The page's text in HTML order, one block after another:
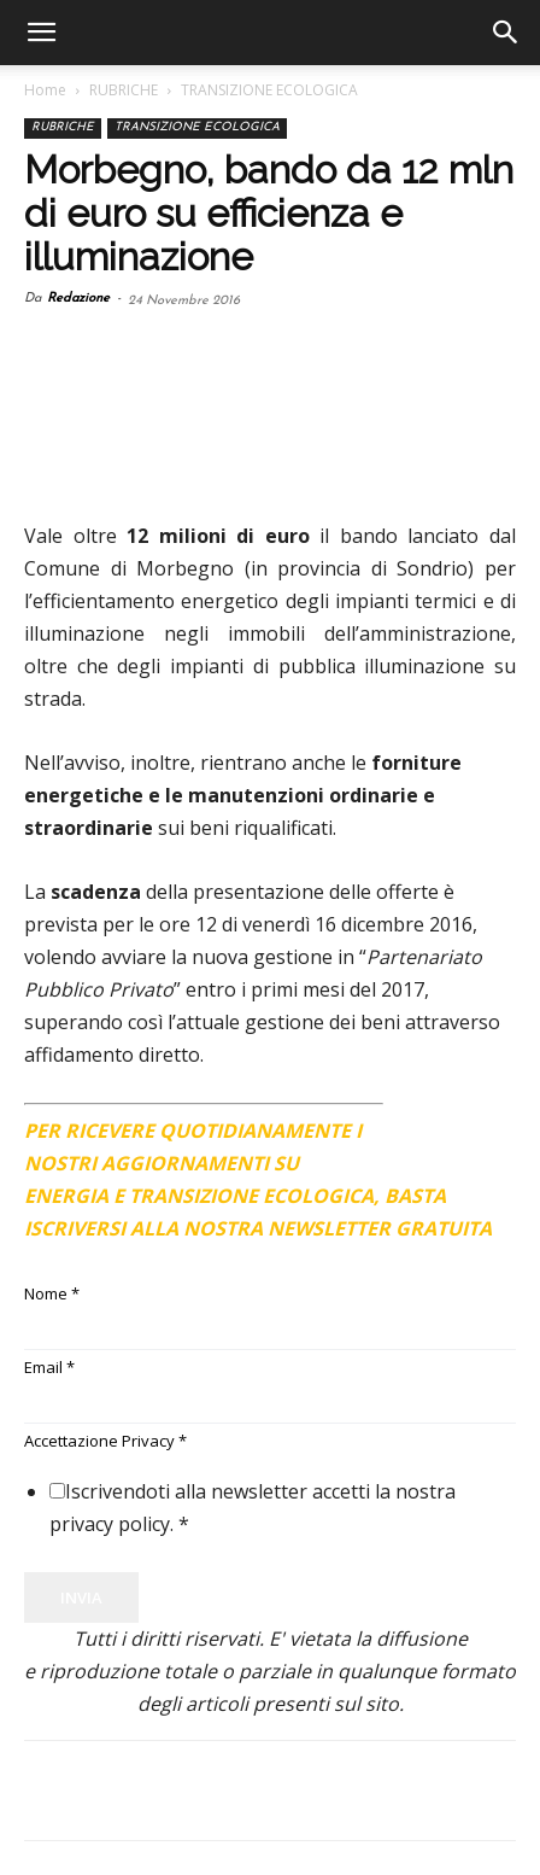
Home RUBRICHE TRANSIZIONE ECOLOGICA
RUBRICHE TRANSIZIONE ECOLOGICA
Morbegno, bando da 12 mln
di euro su efficienza e
illuminazione
Da Redazione - 24 Novembre 2016
Vale oltre 12 milioni di euroil bando lanciato dal
Comune di Morbegno (in provincia di Sondrio) per
l’efficientamento energetico degli impianti termici e di
illuminazione negli immobili dell’amministrazione,
oltre che degli impianti di pubblica illuminazione su
strada.
Nell’avviso, inoltre, rientrano anche le forniture
energetiche e le manutenzioni ordinarie e
straordinarie sui beni riqualificati.
La scadenza della presentazione delle offerte è
prevista per le ore 12 di venerdì 16 dicembre 2016,
volendo avviare la nuova gestione in “Partenariato
Pubblico Privato” entro i primi mesi del 2017,
superando così l’attuale gestione dei beni attraverso
affidamento diretto.
PER RICEVERE QUOTIDIANAMENTE I
NOSTRI AGGIORNAMENTI SU
ENERGIA E TRANSIZIONE ECOLOGICA, BASTA
ISCRIVERSI ALLA NOSTRA NEWSLETTER GRATUITA
Nome *
Email *
Accettazione Privacy*
Iscrivendoti alla newsletter accetti la nostra
privacy policy. *
Tutti i diritti riservati. E' vietata la diffusione
e riproduzione totale o parziale in qualunque formato
degli articoli presenti sul sito.